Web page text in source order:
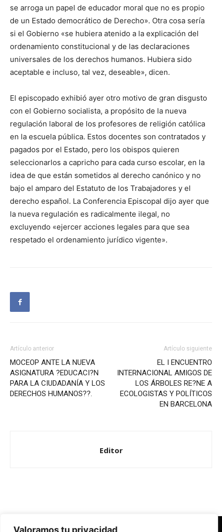
Valoramos tu privacidad
se arroga un papel de educador moral que no es propio
de un Estado democrático de Derecho». Otra cosa sería
si el Gobierno «se hubiera atenido a la explicación del
ordenamiento constitucional y de las declaraciones
universales de los derechos humanos. Hubiera sido
aceptable e incluso, tal vez, deseable», dicen.
El episcopado exhibió ayer otro motivo de gran disgusto
con el Gobierno socialista, a propósito de la nueva
regulación laboral de los profesores de religión católica
en la escuela pública. Estos docentes son contratados y
pagados por el Estado, pero los obispos quieren
seleccionarlos a capricho para cada curso escolar, en la
idea de que están sometidos al derecho canónico y no
bajo el amparo del Estatuto de los Trabajadores y el
derecho español. La Conferencia Episcopal dijo ayer que
la nueva regulación es radicalmente ilegal, no
excluyendo «ejercer acciones legales para que sea
respetado el ordenamiento jurídico vigente».
Artículo anterior
MOCEOP ANTE LA NUEVA
ASIGNATURA ?EDUCACI?N
PARA LA CIUDADANÍA Y LOS
DERECHOS HUMANOS??.
Artículo siguiente
EL I ENCUENTRO
INTERNACIONAL AMIGOS DE
LOS ÁRBOLES RE?NE A
ECOLOGISTAS Y POLÍTICOS
EN BARCELONA
Editor